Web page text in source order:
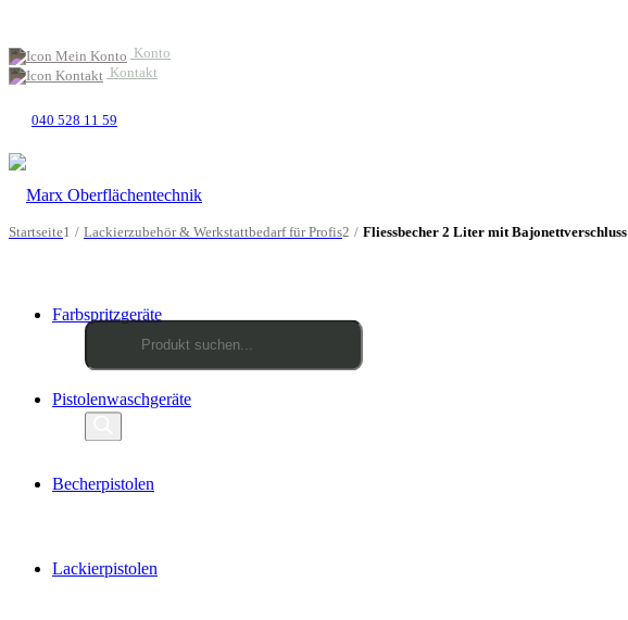
Konto
Kontakt
040 528 11 59
Farbspritzgeräte
Pistolenwaschgeräte
Becherpistolen
Lackierpistolen
Products
Startseite1 / Lackierzubehör & Werkstattbedarf für Profis2 / Fliessbecher 2 Liter mit Bajonettverschluss